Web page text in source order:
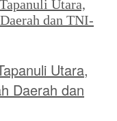
Utara,
Daerah dan